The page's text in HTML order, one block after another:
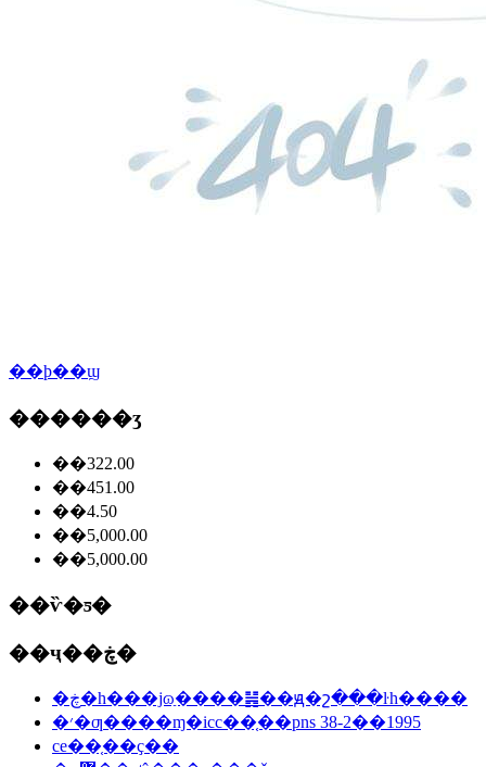
��ϸ��ϣ
������ʒ
��322.00
��451.00
��4.50
��5,000.00
��5,000.00
��ѷ�ƽ�
��ҷ��ڿ�
�ڿ�һ���ϳɷַ����䷽��ԭ�շ���ŀһ����
�׳�ƣ����ɱ�icc��֤��pns 38-2��1995
ce��֤��ҫ��